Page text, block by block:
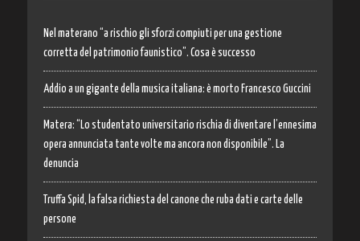
Nel materano “a rischio gli sforzi compiuti per una gestione
corretta del patrimonio faunistico”. Cosa è successo
Addio a un gigante della musica italiana: è morto Francesco Guccini
Matera: “Lo studentato universitario rischia di diventare l’ennesima
opera annunciata tante volte ma ancora non disponibile”. La
denuncia
Truffa Spid, la falsa richiesta del canone che ruba dati e carte delle
persone